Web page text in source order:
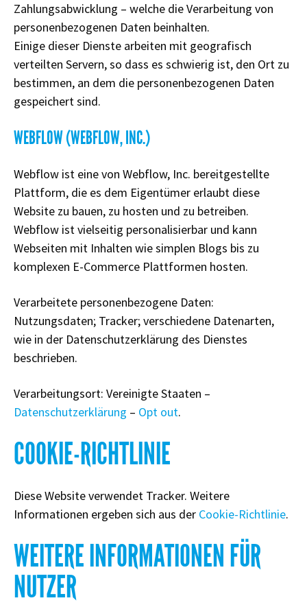
Zahlungsabwicklung – welche die Verarbeitung von
personenbezogenen Daten beinhalten.
Einige dieser Dienste arbeiten mit geografisch
verteilten Servern, so dass es schwierig ist, den Ort zu
bestimmen, an dem die personenbezogenen Daten
gespeichert sind.
WEBFLOW (WEBFLOW, INC.)
Webflow ist eine von Webflow, Inc. bereitgestellte
Plattform, die es dem Eigentümer erlaubt diese
Website zu bauen, zu hosten und zu betreiben.
Webflow ist vielseitig personalisierbar und kann
Webseiten mit Inhalten wie simplen Blogs bis zu
komplexen E-Commerce Plattformen hosten.
Verarbeitete personenbezogene Daten:
Nutzungsdaten; Tracker; verschiedene Datenarten,
wie in der Datenschutzerklärung des Dienstes
beschrieben.
Verarbeitungsort: Vereinigte Staaten –
Datenschutzerklärung – Opt out.
COOKIE-RICHTLINIE
Diese Website verwendet Tracker. Weitere
Informationen ergeben sich aus der Cookie-Richtlinie.
WEITERE INFORMATIONEN FÜR
NUTZER